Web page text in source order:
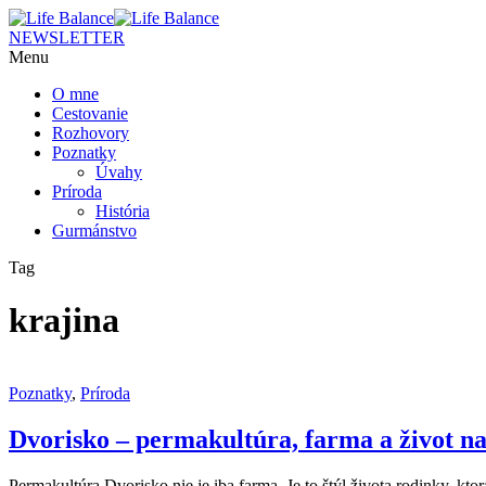
NEWSLETTER
Menu
O mne
Cestovanie
Rozhovory
Poznatky
Úvahy
Príroda
História
Gurmánstvo
Tag
krajina
Poznatky, Príroda
Dvorisko – permakultúra, farma a život